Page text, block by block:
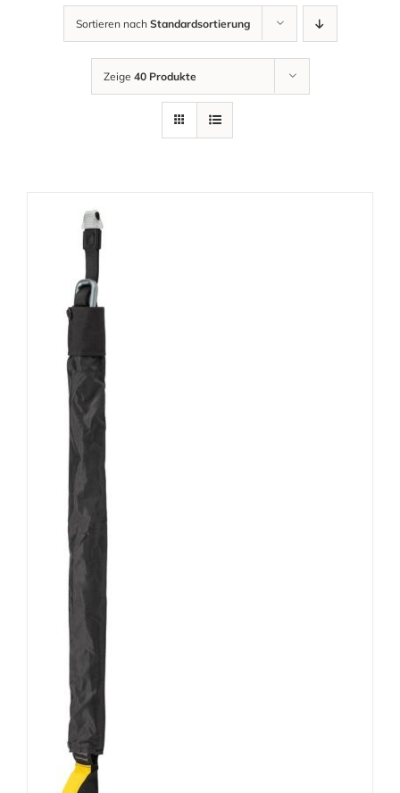
Sortieren nach Standardsortierung
Zeige 40 Produkte
IN DEN
WARENKORB
DETAILS